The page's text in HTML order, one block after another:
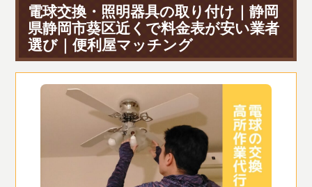
電球交換・照明器具の取り付け｜静岡
県静岡市葵区近くで料金表が安い業者
選び｜便利屋マッチング